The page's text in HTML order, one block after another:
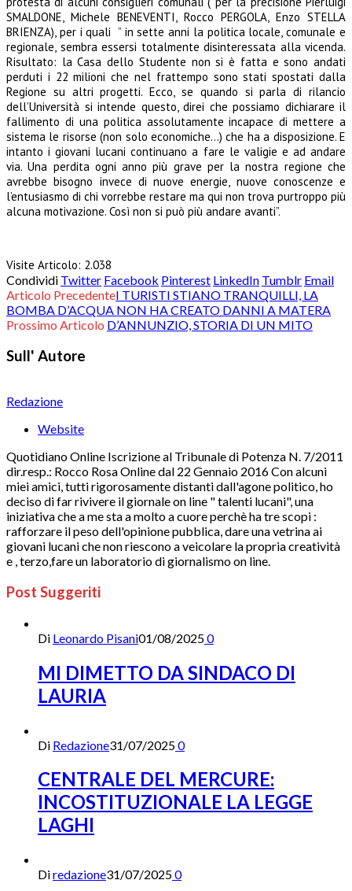
SMALDONE, Michele BENEVENTI, Rocco PERGOLA, Enzo STELLA
BRIENZA), per i quali ” in sette anni la politica locale, comunale e
regionale, sembra essersi totalmente disinteressata alla vicenda.
Risultato: la Casa dello Studente non si è fatta e sono andati
perduti i 22 milioni che nel frattempo sono stati spostati dalla
Regione su altri progetti. Ecco, se quando si parla di rilancio
dell’Università si intende questo, direi che possiamo dichiarare il
fallimento di una politica assolutamente incapace di mettere a
sistema le risorse (non solo economiche…) che ha a disposizione. E
intanto i giovani lucani continuano a fare le valigie e ad andare
via. Una perdita ogni anno più grave per la nostra regione che
avrebbe bisogno invece di nuove energie, nuove conoscenze e
l’entusiasmo di chi vorrebbe restare ma qui non trova purtroppo più
alcuna motivazione. Così non si può più andare avanti”.
Visite Articolo: 2.038
Condividi Twitter Facebook Pinterest LinkedIn Tumblr Email
Articolo PrecedenteI TURISTI STIANO TRANQUILLI, LA
BOMBA D’ACQUA NON HA CREATO DANNI A MATERA
Prossimo Articolo D’ANNUNZIO, STORIA DI UN MITO
Sull' Autore
Redazione
Website
Quotidiano Online Iscrizione al Tribunale di Potenza N. 7/2011
dir.resp.: Rocco Rosa Online dal 22 Gennaio 2016 Con alcuni
miei amici, tutti rigorosamente distanti dall'agone politico, ho
deciso di far rivivere il giornale on line " talenti lucani", una
iniziativa che a me sta a molto a cuore perchè ha tre scopi :
rafforzare il peso dell'opinione pubblica, dare una vetrina ai
giovani lucani che non riescono a veicolare la propria creatività
e , terzo,fare un laboratorio di giornalismo on line.
Post Suggeriti
Di Leonardo Pisani01/08/20250
MI DIMETTO DA SINDACO DI
LAURIA
Di Redazione31/07/20250
CENTRALE DEL MERCURE:
INCOSTITUZIONALE LA LEGGE
LAGHI
Diredazione31/07/20250